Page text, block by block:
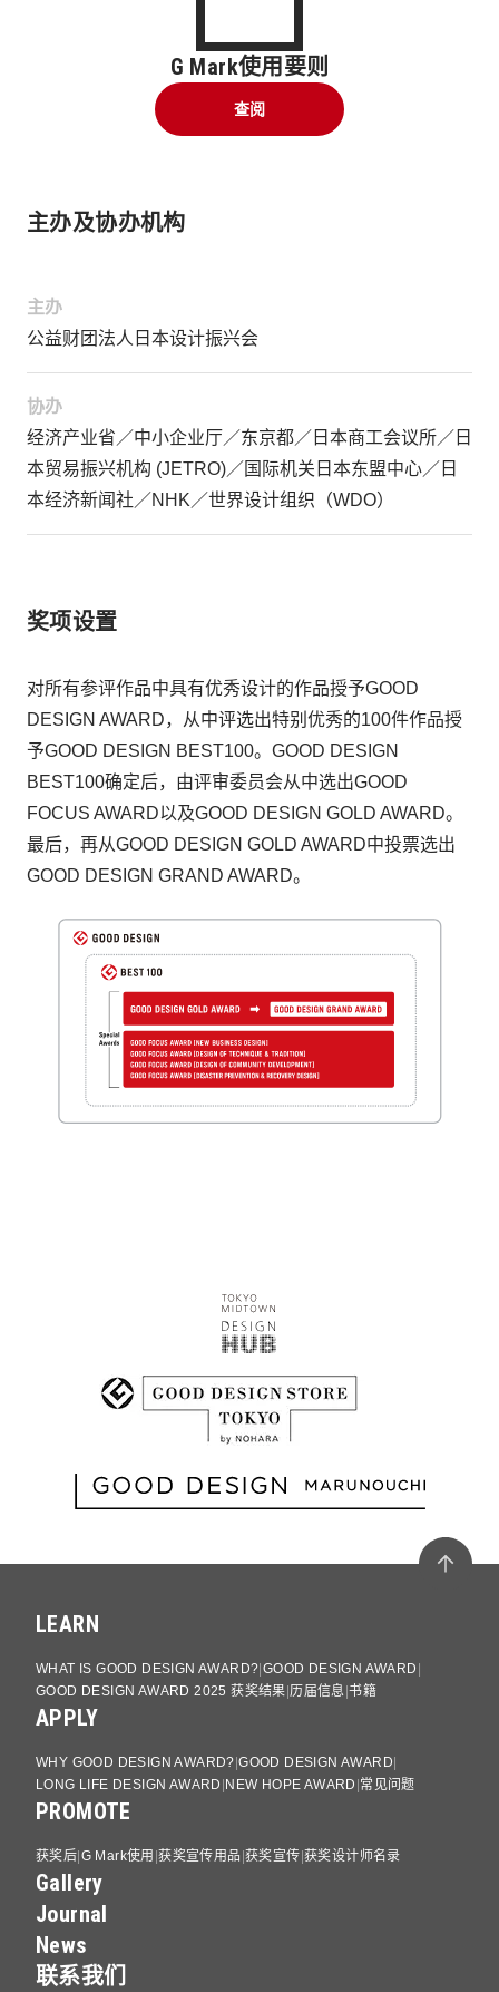
G Mark使用要则
查阅
主办及协办机构
主办
公益财团法人日本设计振兴会
协办
经济产业省／中小企业厅／东京都／日本商工会议所／日
本贸易振兴机构 (JETRO)／国际机关日本东盟中心／日
本经济新闻社／NHK／世界设计组织（WDO）
奖项设置
对所有参评作品中具有优秀设计的作品授予GOOD
DESIGN AWARD，从中评选出特别优秀的100件作品授
予GOOD DESIGN BEST100。GOOD DESIGN
BEST100确定后，由评审委员会从中选出GOOD
FOCUS AWARD以及GOOD DESIGN GOLD AWARD。
最后，再从GOOD DESIGN GOLD AWARD中投票选出
GOOD DESIGN GRAND AWARD。
LEARN
WHAT IS GOOD DESIGN AWARD? GOOD DESIGN AWARD
GOOD DESIGN AWARD 2025 获奖结果 历届信息 书籍
APPLY
WHY GOOD DESIGN AWARD? GOOD DESIGN AWARD
LONG LIFE DESIGN AWARD NEW HOPE AWARD 常见问题
PROMOTE
获奖后 G Mark使用 获奖宣传用品 获奖宣传 获奖设计师名录
Gallery
Journal
News
联系我们